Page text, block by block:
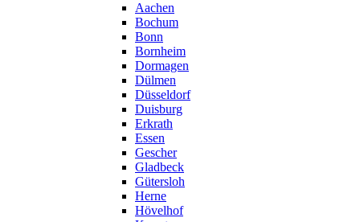
Aachen
Bochum
Bonn
Bornheim
Dormagen
Dülmen
Düsseldorf
Duisburg
Erkrath
Essen
Gescher
Gladbeck
Gütersloh
Herne
Hövelhof